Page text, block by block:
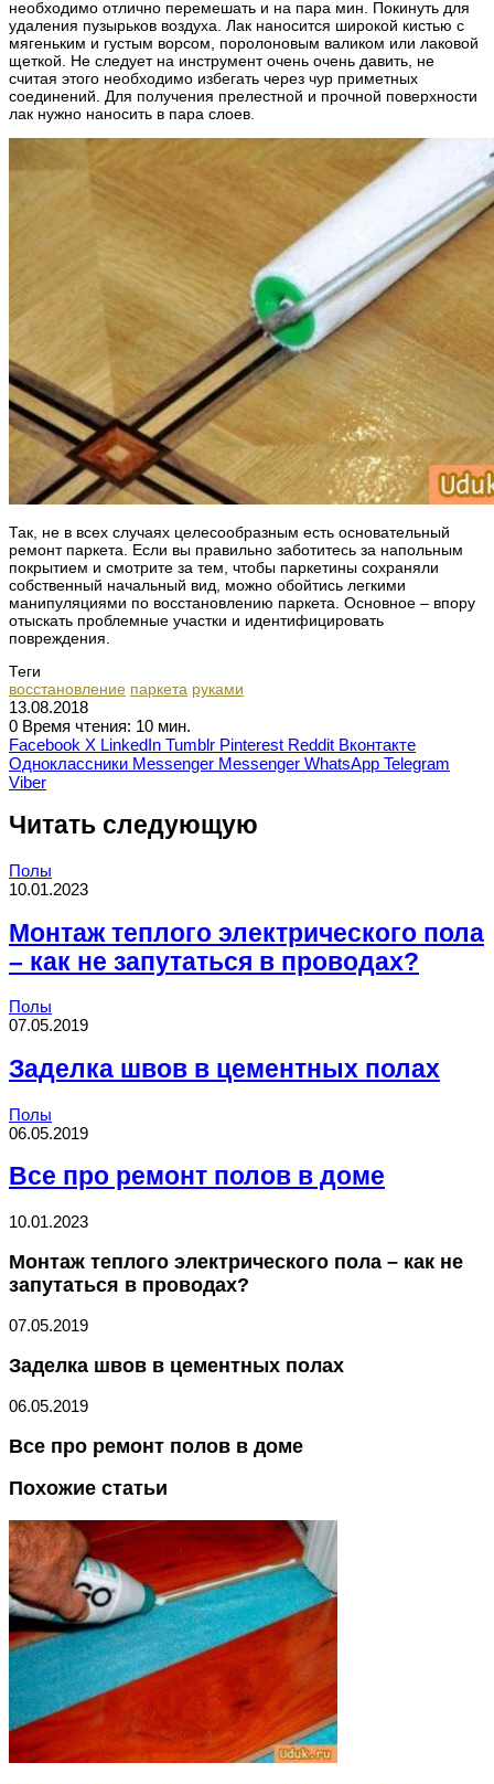
необходимо отлично перемешать и на пара мин. Покинуть для
удаления пузырьков воздуха. Лак наносится широкой кистью с
мягеньким и густым ворсом, поролоновым валиком или лаковой
щеткой. Не следует на инструмент очень очень давить, не
считая этого необходимо избегать через чур приметных
соединений. Для получения прелестной и прочной поверхности
лак нужно наносить в пара слоев.
Так, не в всех случаях целесообразным есть основательный
ремонт паркета. Если вы правильно заботитесь за напольным
покрытием и смотрите за тем, чтобы паркетины сохраняли
собственный начальный вид, можно обойтись легкими
манипуляциями по восстановлению паркета. Основное – впору
отыскать проблемные участки и идентифицировать
повреждения.
Теги
восстановление паркета руками
13.08.2018
0 Время чтения: 10 мин.
Facebook X LinkedIn Tumblr Pinterest Reddit Вконтакте
Одноклассники Messenger Messenger WhatsApp Telegram
Viber
Читать следующую
Полы
10.01.2023
Монтаж теплого электрического пола
– как не запутаться в проводах?
Полы
07.05.2019
Заделка швов в цементных полах
Полы
06.05.2019
Все про ремонт полов в доме
10.01.2023
Монтаж теплого электрического пола – как не
запутаться в проводах?
07.05.2019
Заделка швов в цементных полах
06.05.2019
Все про ремонт полов в доме
Похожие статьи